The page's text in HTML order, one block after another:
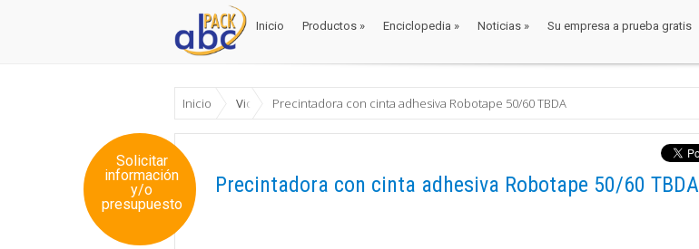
Inicio Productos » Enciclopedia » Noticias » Su empresa a prueba gratis
Inicio VideosPrecintadora con cinta adhesiva Robotape 50/60 TBDA
Solicitar
información
y/o
presupuesto
Precintadora con cinta adhesiva Robotape 50/60 TBDA